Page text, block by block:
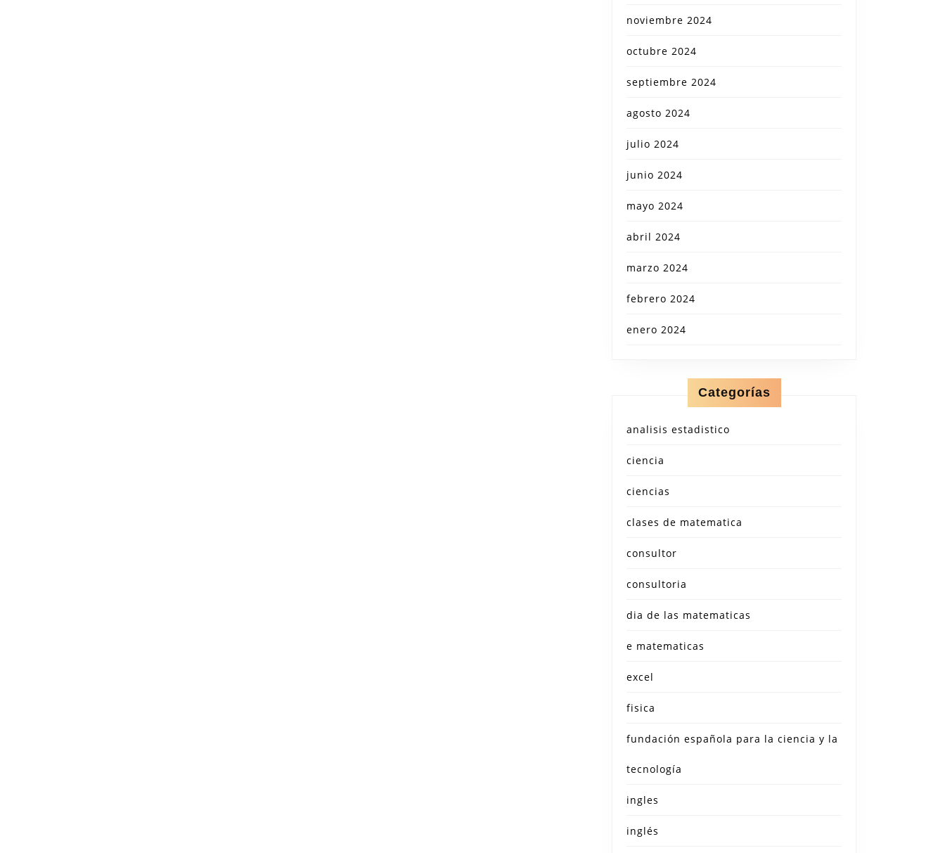
noviembre 2024
octubre 2024
septiembre 2024
agosto 2024
julio 2024
junio 2024
mayo 2024
abril 2024
marzo 2024
febrero 2024
enero 2024
Categorías
analisis estadistico
ciencia
ciencias
clases de matematica
consultor
consultoria
dia de las matematicas
e matematicas
excel
fisica
fundación española para la ciencia y la
tecnología
ingles
inglés